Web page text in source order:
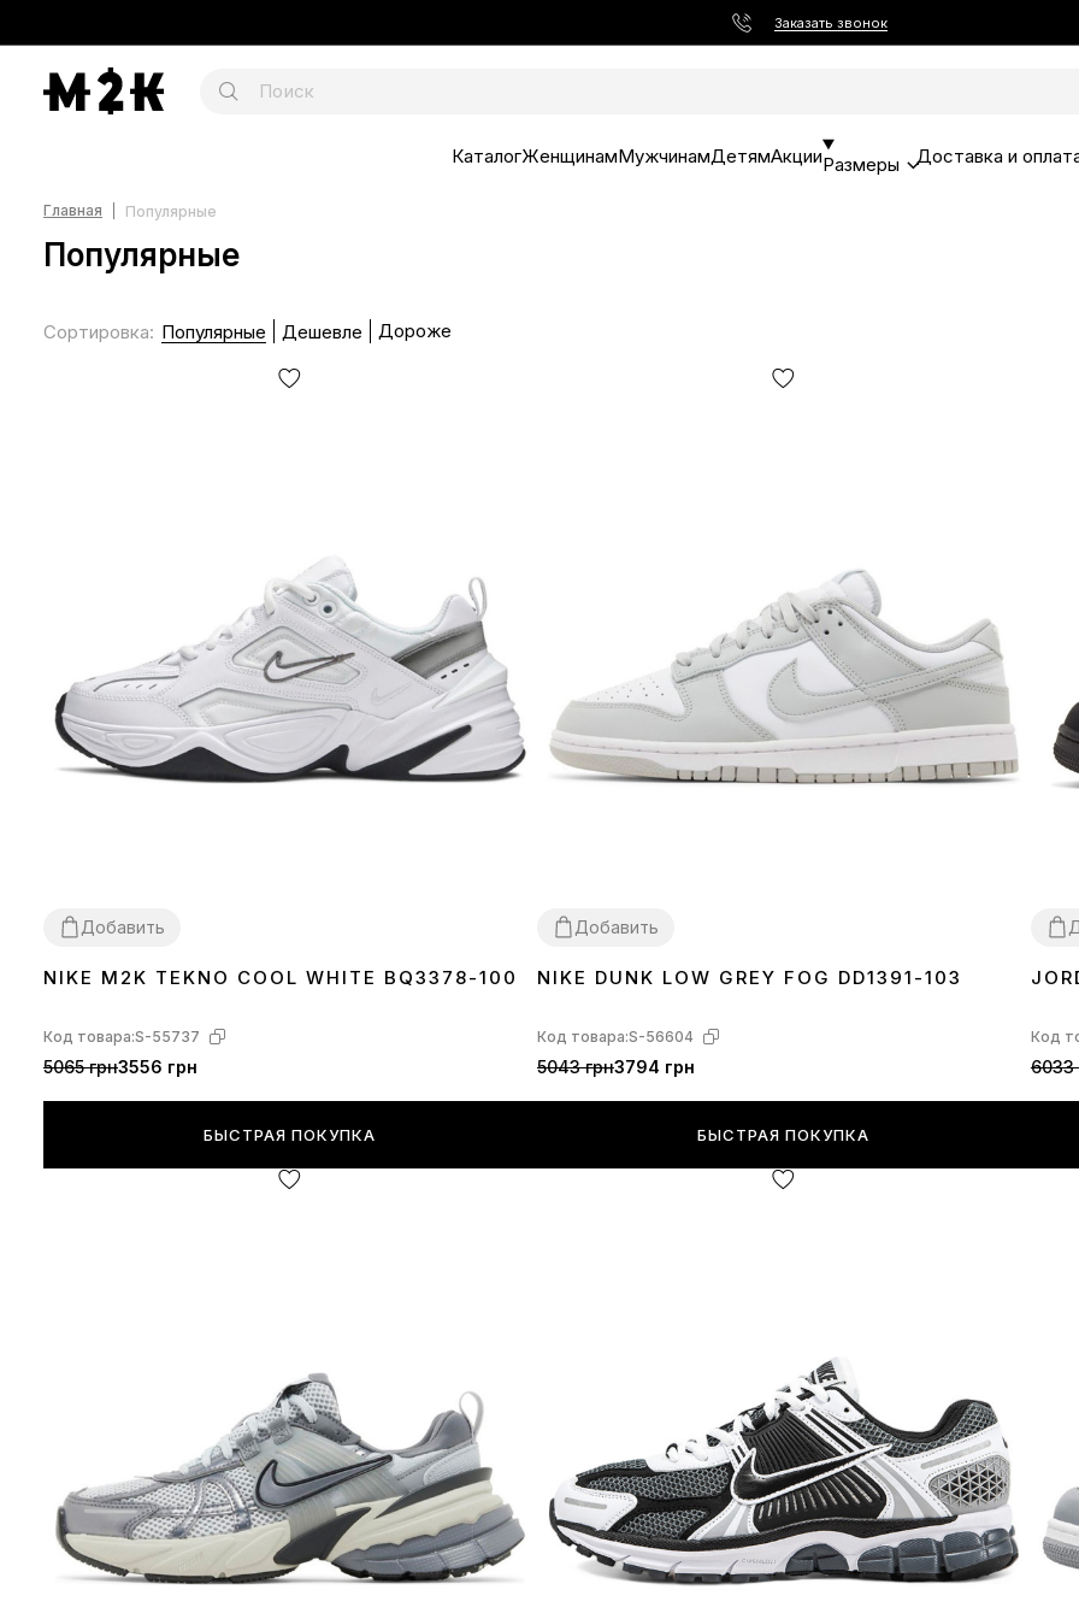
Заказать звонок
КаталогЖенщинамМужчинамДетямАкцииРазмеры Доставка и
Главная Популярные
Популярные
Сортировка: Популярные Дешевле Дороже
Добавить
3637 38 3940 41 42434445
NIKE M2K TEKNO COOL WHITE BQ3378-100
Код товара:S-55737
5065 грн3556 грн
БЫСТРАЯ ПОКУПКА
Добавить
3637 383940 4142 43 44 45
NIKE DUNK LOW GREY FOG DD1391-103
Код товара:S-56604
5043 грн3794 грн
БЫСТРАЯ ПОКУПКА
36
Код
6033